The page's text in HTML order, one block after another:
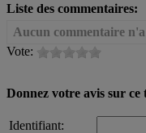
Liste des commentaires:
Aucun commentaire n'a
Vote:
Donnez votre avis sur
Identifiant: